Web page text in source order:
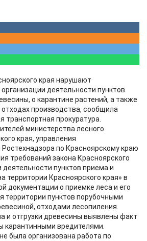
края нарушают
деятельности пунктов
о карантине растений, а также
производства, сообщила
транспортная прокуратура.
министерства лесного
края, управления
Ростехнадзора по Красноярскому краю
требований закона Красноярского
деятельности пунктов приема и
территории Красноярского края» в
документации о приемке леса и его
территории пунктов порубочными
отходами лесопиления.
и отгрузки древесины выявлены факт
карантинными вредителями.
была организована работа по